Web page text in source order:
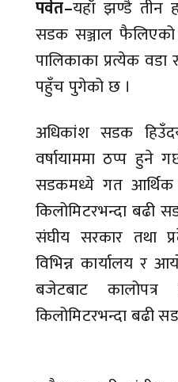
पर्वत–यहाँ झण्डै तीन
सडक सञ्जाल
पालिकाका प्रत्येक
पहुँच पुगेको छ ।
अधिकांश सडक
वर्षायाममा ठप्प हुने
सडकमध्ये गत आर्थिक
किलोमिटरभन्दा बढी
संघीय सरकार तथा
विभिन्न कार्यालय र
बजेटबाट
किलोमिटरभन्दा बढी